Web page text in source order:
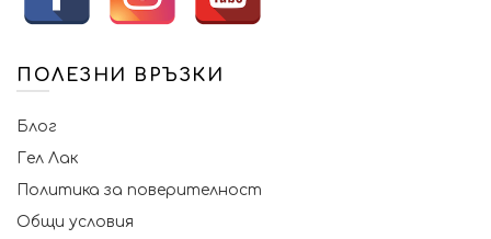
ПОЛЕЗНИ ВРЪЗКИ
Блог
Гел Лак
Политика за поверителност
Общи условия